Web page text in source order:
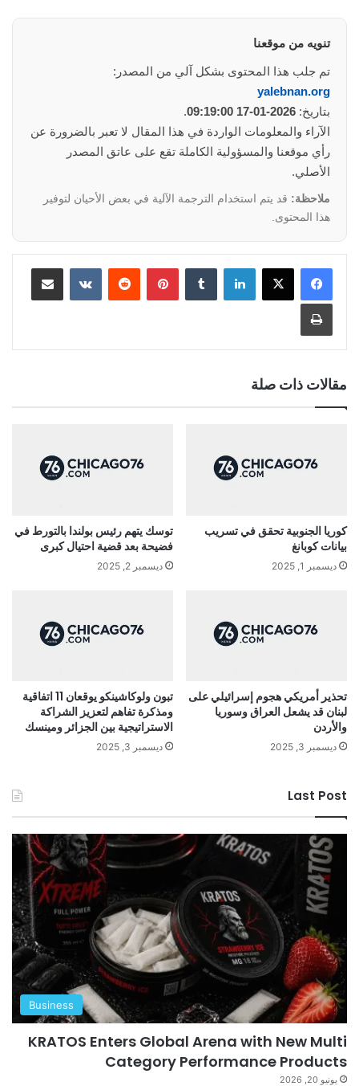
تنويه من موقعنا
تم جلب هذا المحتوى بشكل آلي من المصدر:
yalebnan.org
بتاريخ: 2026-01-17 09:19:00
.
الآراء والمعلومات الواردة في هذا المقال لا تعبر بالضرورة عن
رأي موقعنا والمسؤولية الكاملة تقع على عاتق المصدر
الأصلي.
ملاحظة: قد يتم استخدام الترجمة الآلية في بعض الأحيان لتوفير
هذا المحتوى.
لينكدإن بينتيريست
مقالات ذات صلة
كوريا الجنوبية تحقق في تسريب
بيانات كوبانغ
ديسمبر 1, 2025
توسك يتهم رئيس بولندا بالتورط في
فضيحة بعد قضية احتيال كبرى
ديسمبر 2, 2025
تحذير أمريكي هجوم إسرائيلي على
لبنان قد يشعل العراق وسوريا
والأردن
ديسمبر 3, 2025
تبون ولوكاشينكو يوقعان 11 اتفاقية
ومذكرة تفاهم لتعزيز الشراكة
الاستراتيجية بين الجزائر ومينسك
ديسمبر 3, 2025
Last Post
Business
KRATOS Enters Global Arena with New Multi
Category Performance Products
يونيو 20, 2026